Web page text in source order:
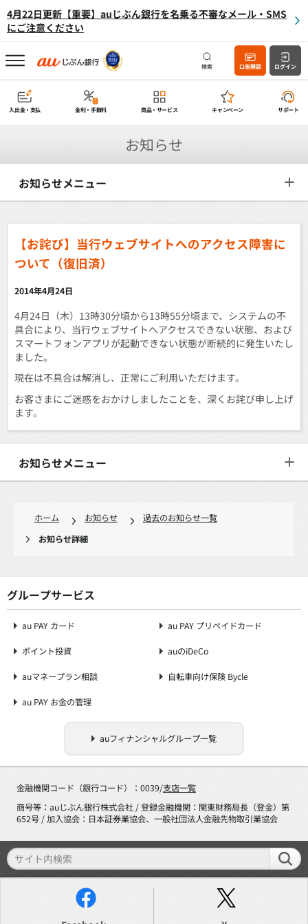
4月22日更新【重要】auじぶん銀行を名乗る不審なメール・SMS
にご注意ください
検索 口座開設 ログイン
入出金・支払 金利・手数料 商品・サービス キャンペーン サポート
お知らせ
お知らせメニュー
【お詫び】当行ウェブサイトへのアクセス障害に
ついて（復旧済）
2014年4月24日
4月24日（木）13時30分頃から13時55分頃まで、システムの不
具合により、当行ウェブサイトへアクセスできない状態、および
スマートフォンアプリが起動できない状態が断続的に発生いたし
ました。
現在は不具合は解消し、正常にご利用いただけます。
お客さまにご迷惑をおかけしましたことを、深くお詫び申し上げ
ます。
お知らせメニュー
ホーム お知らせ
過去のお知らせ一覧
お知らせ詳細
グループサービス
au PAY カード au PAY プリペイドカード
ポイント投資 auのiDeCo
auマネープラン相談 自転車向け保険 Bycle
au PAY お金の管理
auフィナンシャルグループ一覧
金融機関コード（銀行コード）：0039/支店一覧
商号等：auじぶん銀行株式会社 / 登録金融機関：関東財務局長（登金）第
652号 / 加入協会：日本証券業協会、一般社団法人金融先物取引業協会